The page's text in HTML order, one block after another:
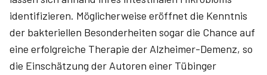
identifizieren. Möglicherweise eröffnet die Kenntnis
der bakteriellen Besonderheiten sogar die Chance auf
eine erfolgreiche Therapie der Alzheimer-Demenz, so
die Einschätzung der Autoren einer Tübinger